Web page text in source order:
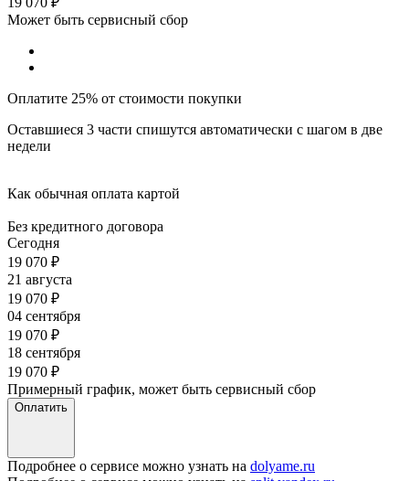
Может быть сервисный сбор
Оплатите 25% от стоимости покупки
Оставшиеся 3 части спишутся автоматически с шагом в две
недели
Как обычная оплата картой
Без кредитного договора
Сегодня
19 070 ₽
21 августа
19 070 ₽
04 сентября
19 070 ₽
18 сентября
19 070 ₽
Примерный график, может быть сервисный сбор
Оплатить
Подробнее о сервисе можно узнать на dolyame.ru